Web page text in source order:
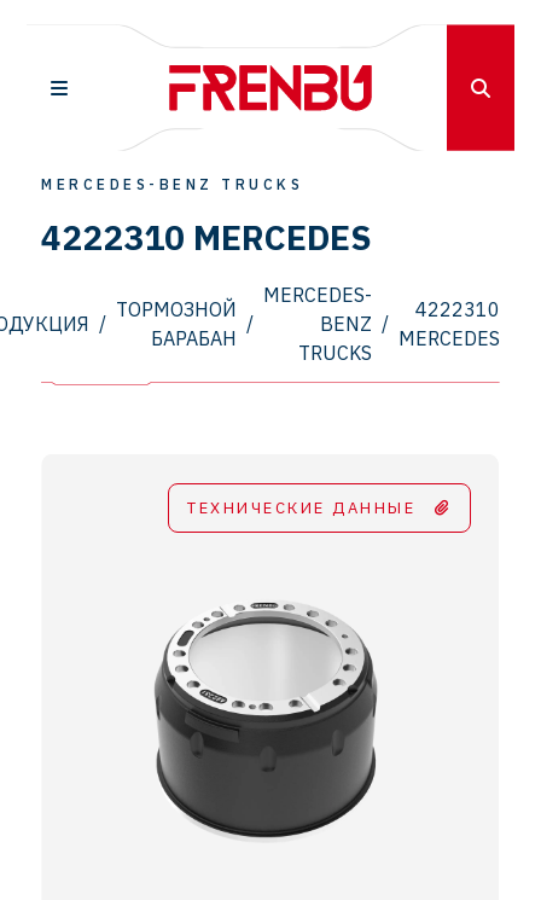
MERCEDES-BENZ TRUCKS
4222310 MERCEDES
/
ТОРМОЗНОЙ
БАРАБАН
/
MERCEDES-
BENZ
TRUCKS
/
4222310
MERCEDES
ТЕХНИЧЕСКИЕ ДАННЫЕ